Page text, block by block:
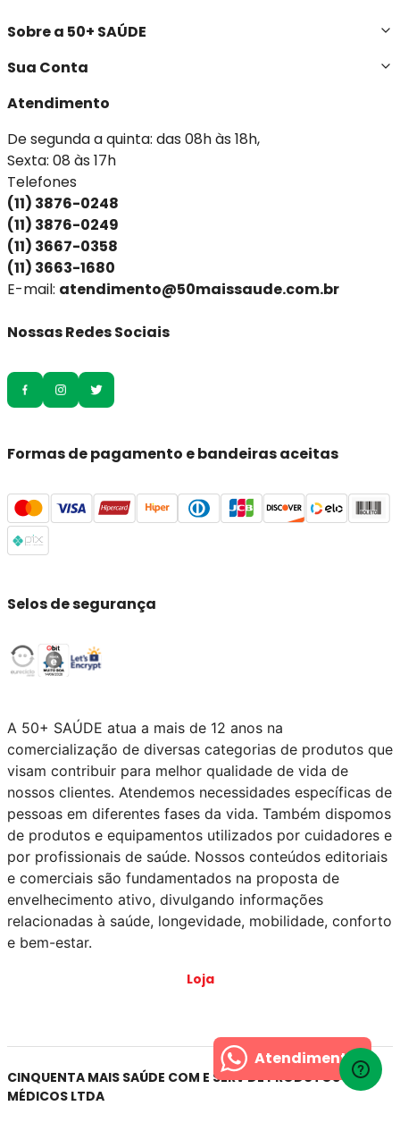
Atendimento
Sobre a 50+ SAÚDE
Sua Conta
Atendimento
De segunda a quinta: das 08h às 18h,
Sexta: 08 às 17h
Telefones
(11) 3876-0248
(11) 3876-0249
(11) 3667-0358
(11) 3663-1680
E-mail: atendimento@50maissaude.com.br
Nossas Redes Sociais
Formas de pagamento e bandeiras aceitas
Selos de segurança
A 50+ SAÚDE atua a mais de 12 anos na
comercialização de diversas categorias de produtos que
visam contribuir para melhor qualidade de vida de
nossos clientes. Atendemos necessidades específicas de
pessoas em diferentes fases da vida. Também dispomos
de produtos e equipamentos utilizados por cuidadores e
por profissionais de saúde. Nossos conteúdos editoriais
e comerciais são fundamentados na proposta de
envelhecimento ativo, divulgando informações
relacionadas à saúde, longevidade, mobilidade, conforto
e bem-estar.
Loja
CINQUENTA MAIS SAÚDE COM E SERV DE PRODUTOS
MÉDICOS LTDA